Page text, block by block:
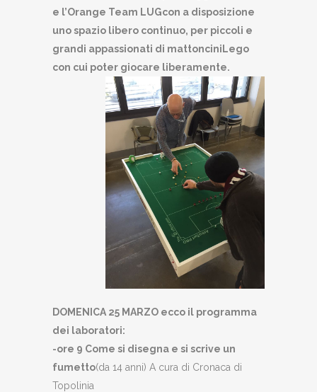
e l’Orange Team LUGcon a disposizione
uno spazio libero continuo, per piccoli e
grandi appassionati di mattoncini Lego
con cui poter giocare liberamente.
DOMENICA 25 MARZO ecco il programma
dei laboratori:
-ore 9 Come si disegna e si scrive un
fumetto(da 14 anni) A cura di Cronaca di
Topolinia